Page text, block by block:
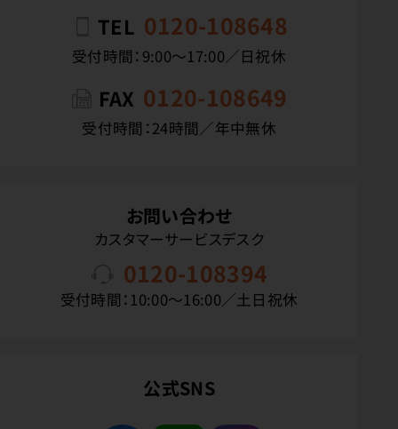
TEL 0120-108648
受付時間：9:00〜17:00／日祝休
FAX 0120-108649
受付時間：24時間／年中無休
お問い合わせ
カスタマーサービスデスク
0120-108394
受付時間：10:00〜16:00／土日祝休
公式SNS